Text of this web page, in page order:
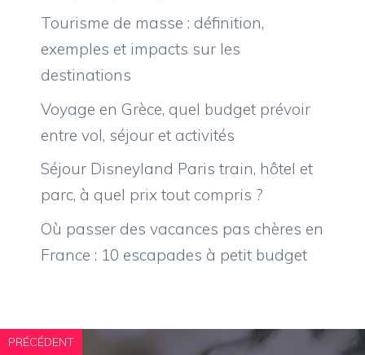
Tourisme de masse : définition,
exemples et impacts sur les
destinations
Voyage en Grèce, quel budget prévoir
entre vol, séjour et activités
Séjour Disneyland Paris train, hôtel et
parc, à quel prix tout compris ?
Où passer des vacances pas chères en
France : 10 escapades à petit budget
PRÉCÉDENT